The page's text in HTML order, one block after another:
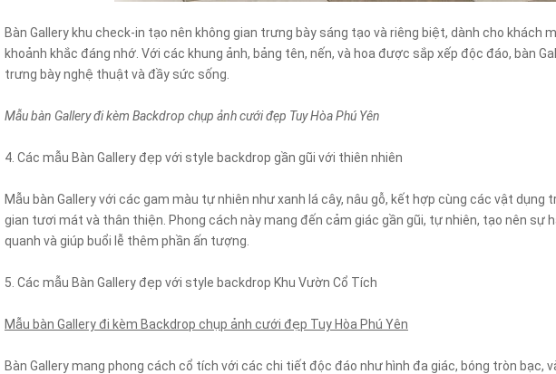
Bàn Gallery khu check-in tạo nên không gian trưng bày sáng tạo và riêng biệt, dành cho khách
khoảnh khắc đáng nhớ. Với các khung ảnh, bảng tên, nến, và hoa được sắp xếp độc đáo, bàn
trưng bày nghệ thuật và đầy sức sống.
Mẫu bàn Gallery đi kèm Backdrop chụp ảnh cưới đẹp Tuy Hòa Phú Yên
4. Các mẫu Bàn Gallery đẹp với style backdrop gần gũi với thiên nhiên
Mẫu bàn Gallery với các gam màu tự nhiên như xanh lá cây, nâu gỗ, kết hợp cùng các vật dụng
gian tươi mát và thân thiện. Phong cách này mang đến cảm giác gần gũi, tự nhiên, tạo nên sự
quanh và giúp buổi lễ thêm phần ấn tượng.
5. Các mẫu Bàn Gallery đẹp với style backdrop Khu Vườn Cổ Tích
Mẫu bàn Gallery đi kèm Backdrop chụp ảnh cưới đẹp Tuy Hòa Phú Yên
Bàn Gallery mang phong cách cổ tích với các chi tiết độc đáo như hình đa giác, bóng tròn bạc,